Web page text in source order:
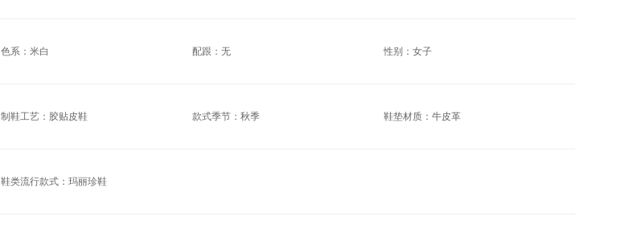
色系：米白 配跟：无 性别：女子
制鞋工艺：胶贴皮鞋 款式季节：秋季 鞋垫材质：牛皮革
鞋类流行款式：玛丽珍鞋